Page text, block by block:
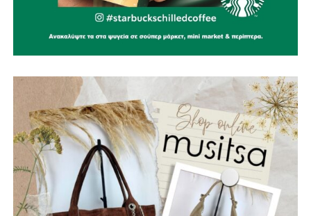
συνεργασία με όλες τις εθελοντικές ομάδες της περιοχής.
Ειδικά σχέδια πυροπροστασίας για μνημεία και
αρχαιολογικούς χώρους, όπως το Κάστρο της
Ναυπάκτου, η Βελβίνα και το Αρχαίο Θέατρο Μακύνειας,
ώστε να προστατεύσουμε όχι μόνο το φυσικό αλλά και το
πολιτιστικό μας κεφάλαιο.
Ίδρυση μόνιμου Κέντρου Διαχείρισης Κρίσεων, το
οποίο θα συντονίζει σε πραγματικό χρόνο τον Δήμο, την
Πυροσβεστική, τις Δασικές Υπηρεσίες, την Περιφέρεια και
τις εθελοντικές ομάδες, αξιοποιώντας την τεχνολογία και
κάθε διαθέσιμο χρηματοδοτικό εργαλείο.